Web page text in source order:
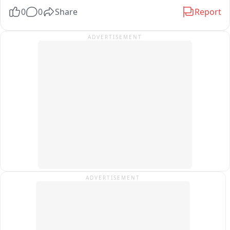
আশঙ্কা রয়েছে। নিত্যদিন ছোটখাটো দুর্ঘটনাও ঘটছে। 그는 অভিযোগ করেন,
দ্রুত ব্যবস্থা নিয়ে রাস্তা দখলমুক্ত ও নিরাপদ করার আবেদন জানান তিনি。
বলেও পরিচিত ছিল এই বীর বাহাদুর। এলাকায় সন্ত্রাস তোলাবাজি সহ একাধিক
0 0 Share Report
ADVERTISEMENT
ADVERTISEMENT